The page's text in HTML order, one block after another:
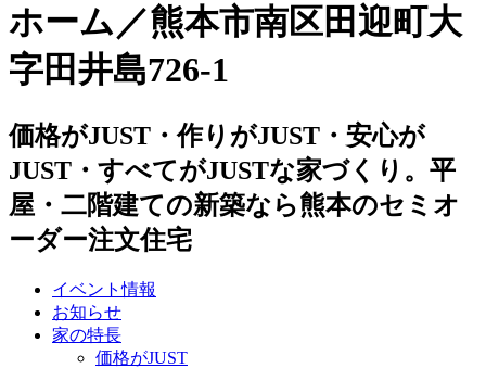
ホーム／熊本市南区田迎町大
字田井島726-1
価格がJUST・作りがJUST・安心が
JUST・すべてがJUSTな家づくり。平
屋・二階建ての新築なら熊本のセミオ
ーダー注文住宅
イベント情報
お知らせ
家の特長
価格がJUST